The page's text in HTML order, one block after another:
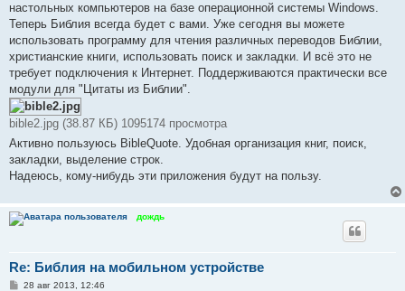
настольных компьютеров на базе операционной системы Windows.
Теперь Библия всегда будет с вами. Уже сегодня вы можете
использовать программу для чтения различных переводов Библии,
христианские книги, использовать поиск и закладки. И всё это не
требует подключения к Интернет. Поддерживаются практически все
модули для "Цитаты из Библии".
bible2.jpg (38.87 КБ) 1095174 просмотра
Активно пользуюсь BibleQuote. Удобная организация книг, поиск,
закладки, выделение строк.
Надеюсь, кому-нибудь эти приложения будут на пользу.
дождь
Re: Библия на мобильном устройстве
С28 авг 2013, 12:46